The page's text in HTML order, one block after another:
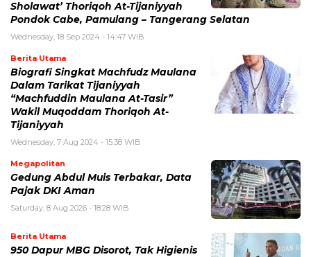
Sholawat’ Thoriqoh At-Tijaniyyah
Pondok Cabe, Pamulang – Tangerang Selatan
Wednesday, 18 Sep 2024 - 14:47 WIB
Berita Utama
Biografi Singkat Machfudz Maulana
Dalam Tarikat Tijaniyyah
“Machfuddin Maulana At-Tasir”
Wakil Muqoddam Thoriqoh At-
Tijaniyyah
Wednesday, 7 Aug 2024 - 15:38 WIB
Megapolitan
Gedung Abdul Muis Terbakar, Data
Pajak DKI Aman
Saturday, 8 Aug 2026 - 18:28 WIB
Berita Utama
950 Dapur MBG Disorot, Tak Higienis